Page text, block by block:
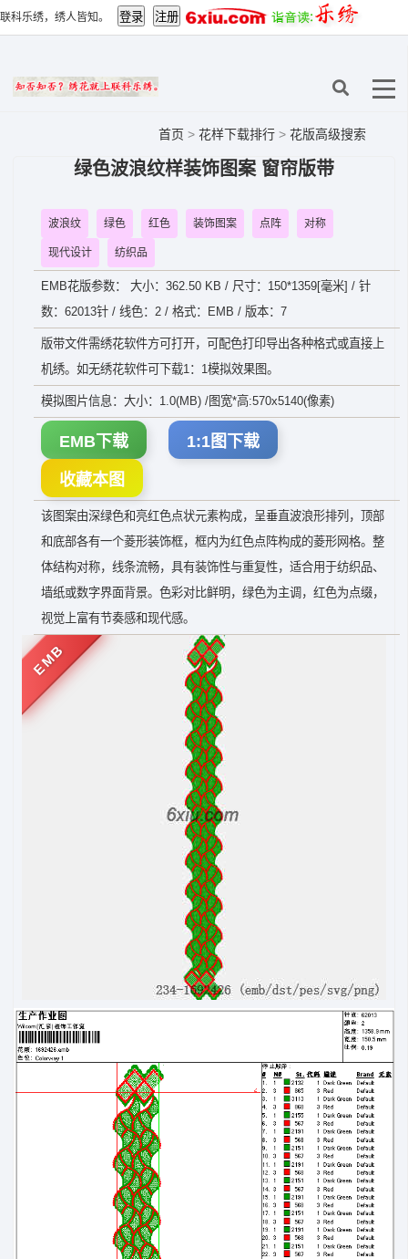
联科乐绣，绣人皆知。
首页 > 花样下载排行 > 花版高级搜索
绿色波浪纹样装饰图案 窗帘版带
波浪纹 绿色 红色 装饰图案 点阵 对称
现代设计 纺织品
EMB花版参数： 大小：362.50 KB / 尺寸：150*1359[毫米] / 针
数：62013针 / 线色：2 / 格式：EMB / 版本：7
版带文件需绣花软件方可打开，可配色打印导出各种格式或直接上
机绣。如无绣花软件可下载1：1模拟效果图。
模拟图片信息：大小：1.0(MB) /图宽*高:570x5140(像素)
EMB下载 1:1图下载
收藏本图
该图案由深绿色和亮红色点状元素构成，呈垂直波浪形排列，顶部
和底部各有一个菱形装饰框，框内为红色点阵构成的菱形网格。整
体结构对称，线条流畅，具有装饰性与重复性，适合用于纺织品、
墙纸或数字界面背景。色彩对比鲜明，绿色为主调，红色为点缀，
视觉上富有节奏感和现代感。
EMB